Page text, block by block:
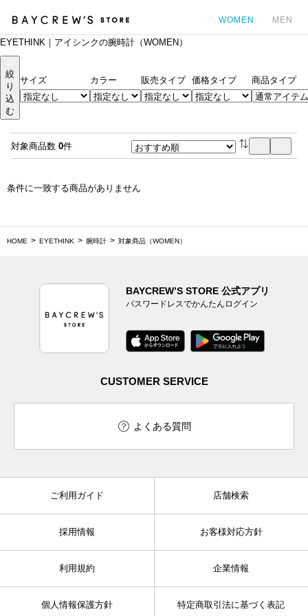
WOMEN MEN
EYETHINK｜アイシンクの腕時計（WOMEN）
絞
り
込
む
サイズ カラー 販売タイプ 価格タイプ 商品タイプ
対象商品数 0件
条件に一致する商品がありません
HOME EYETHINK 腕時計 対象商品（WOMEN）
BAYCREW’S STORE 公式アプリ
パスワードレスでかんたんログイン
CUSTOMER SERVICE
よくある質問
ご利用ガイド 店舗検索
採用情報 お客様対応方針
利用規約 企業情報
個人情報保護方針 特定商取引法に基づく表記